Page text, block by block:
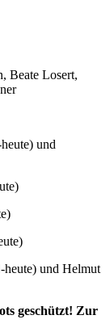
Beate Losert,
und
und Helmut
geschützt! Zur